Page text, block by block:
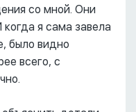
со мной. Они
я сама завела
было видно
всего, с